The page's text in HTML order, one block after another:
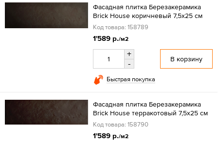
Фасадная плитка Березакерамика
Brick House коричневый 7,5х25 см
Код товара: 158789
1'589 р./м2
+
-
В корзину
Быстрая покупка
Фасадная плитка Березакерамика
Brick House терракотовый 7,5х25 см
Код товара: 158790
1'589 р./м2